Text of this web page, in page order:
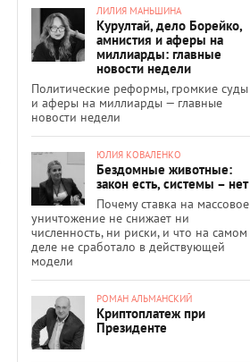
ЛИЛИЯ МАНЬШИНА
Курултай, дело Борейко,
амнистия и аферы на
миллиарды: главные
новости недели
Политические реформы, громкие суды
и аферы на миллиарды — главные
новости недели
ЮЛИЯ КОВАЛЕНКО
Бездомные животные:
закон есть, системы – нет
Почему ставка на массовое
уничтожение не снижает ни
численность, ни риски, и что на самом
деле не сработало в действующей
модели
РОМАН АЛЬМАНСКИЙ
Криптоплатеж при
Президенте